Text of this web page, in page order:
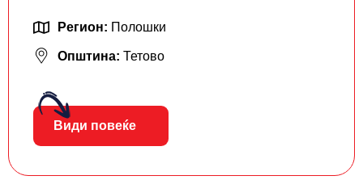
Регион: Полошки
Општина: Тетово
Види повеќе